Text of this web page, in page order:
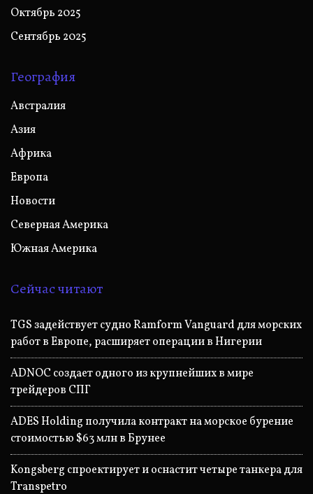
Октябрь 2025
Сентябрь 2025
География
Австралия
Азия
Африка
Европа
Новости
Северная Америка
Южная Америка
Сейчас читают
TGS задействует судно Ramform Vanguard для морских
работ в Европе, расширяет операции в Нигерии
ADNOC создает одного из крупнейших в мире
трейдеров СПГ
ADES Holding получила контракт на морское бурение
стоимостью $63 млн в Брунее
Kongsberg спроектирует и оснастит четыре танкера для
Transpetro